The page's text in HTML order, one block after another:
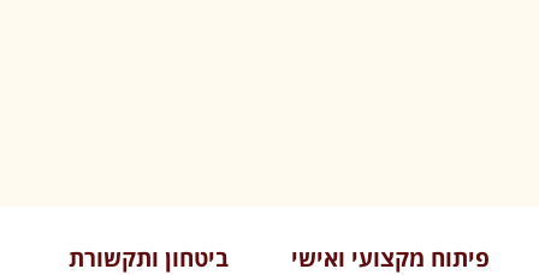
פיתוח מקצועי ואישי ביטחון ותקשורת